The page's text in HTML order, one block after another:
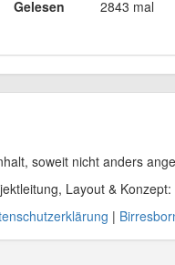
Gelesen
2843 mal
soweit nicht anders
Layout & Konzept:
|